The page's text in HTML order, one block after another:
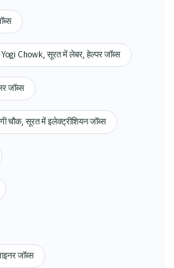
Yogi Chowk, सूरत में लेबर, हेल्पर जॉब्स
जॉब्स
चौक, सूरत में इलेक्ट्रीशियन जॉब्स
जॉब्स